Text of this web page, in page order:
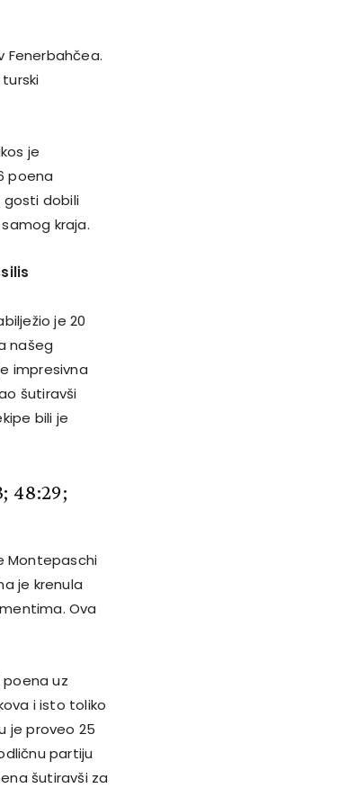
Fenerbahčea.
je
poena
gosti dobili
kraja.
je 20
našeg
impresivna
šutiravši
bili je
48:29;
Montepaschi
je krenula
Ova
poena uz
i isto toliko
je proveo 25
partiju
šutiravši za